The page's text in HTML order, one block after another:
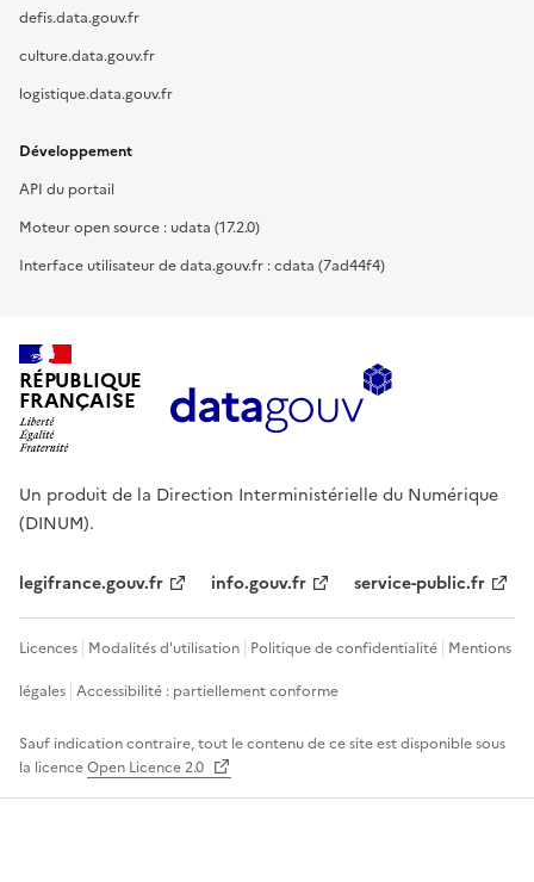
defis.data.gouv.fr
culture.data.gouv.fr
logistique.data.gouv.fr
Développement
API du portail
Moteur open source : udata (17.2.0)
Interface utilisateur de data.gouv.fr : cdata (7ad44f4)
RÉPUBLIQUE
FRANÇAISE
Un produit de la Direction Interministérielle du Numérique
(DINUM).
legifrance.gouv.fr info.gouv.fr service-public.fr
Licences Modalités d'utilisation Politique de confidentialité Mentions
légales Accessibilité : partiellement conforme
Sauf indication contraire, tout le contenu de ce site est disponible sous
la licenceOpen Licence 2.0